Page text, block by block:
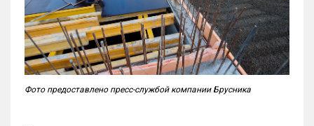
Фото предоставлено пресс-службой компании Брусника